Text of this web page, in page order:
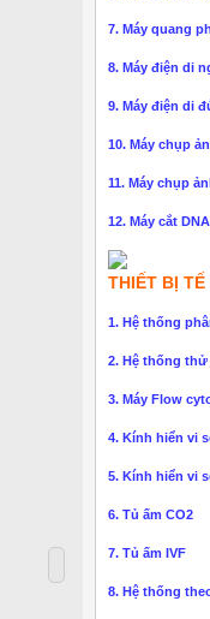
7. Máy quang
8. Máy điện di
9. Máy điện di
10. Máy chụp
11. Máy chụp
12. Máy cắt
THIẾT BỊ TẾ
1. Hệ thống
2. Hệ thống
3. Máy Flow
4. Kính hiển vi
5. Kính hiển vi
6. Tủ ấm CO2
7. Tủ ấm IVF
8. Hệ thống